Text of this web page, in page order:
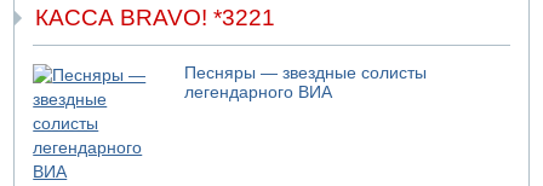
Пресс-служба ЦАХАЛа сообщила об уничтожении
подземного арсенала "Хизбаллы"
09.08.2026 18:19
Ради церемонии закладки нового поселения ЦАХАЛ
выгнал из дома палестинскую семью
09.08.2026 18:15
Мухаммед Дахлан: "Слова Нетанияху - вызов,
КАССА BRAVO! *3221
Песняры — звездные солисты
легендарного ВИА